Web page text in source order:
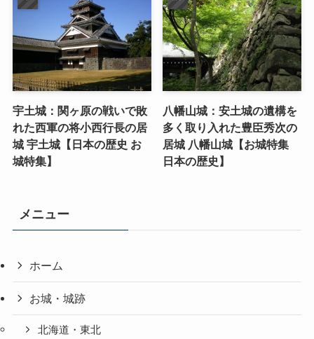
宇土城：関ヶ原の戦いで敗
れた西軍の将小西行長の居
城 宇土城【日本の歴史 お
城特集】
八幡山城：安土城の遺構を
多く取り入れた豊臣秀次の
居城 八幡山城【お城特集
日本の歴史】
メニュー
ホーム
お城・城跡
北海道・東北